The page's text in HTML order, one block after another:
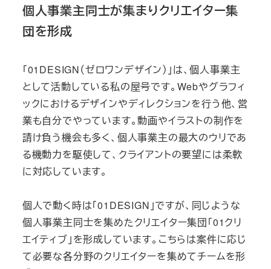
個人事業主同士が集まりクリエイター集
団を形成
「01DESIGN（ゼロワンデザイン）」は、個人事業主
として活動している私の屋号です。Webやグラフィ
ックにおけるデザインやディレクションを行う他、営
業も自分でやっています。動画やイラストの制作を
請け負う機会も多く、個人事業主の最大のウリであ
る機動力を駆使して、クライアントの要望には柔軟
に対応しています。
個人で動く時は「01DESIGN」ですが、同じような
個人事業主同士を集めたクリエイター集団「01クリ
エイティブ」を形成しています。こちらは案件に応じ
て必要な各分野のクリエイターを集めてチームを形